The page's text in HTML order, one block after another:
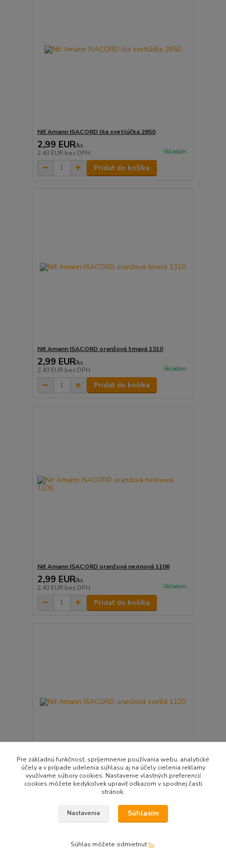
Niť Amann ISACORD lila svetlúčka 2650
2,99 EUR/ks
2,43 EUR bez DPH Skladom
Pridať do košíka
Niť Amann ISACORD oranžová tmavá 1310
2,99 EUR/ks
2,43 EUR bez DPH Skladom
Pridať do košíka
Niť Amann ISACORD oranžová neónová 1106
2,99 EUR/ks
2,43 EUR bez DPH Skladom
Pridať do košíka
Niť Amann ISACORD oranžová svetlá 1120
Skladom
Pridať do košíka
Pre základnú funkčnosť, spríjemnenie používania webu, analytické
účely a v prípade udelenia súhlasu aj na účely cielenia reklamy
využívame súbory cookies. Nastavenie vlastných preferencií
cookies môžete kedykoľvek upraviť odkazom v spodnej časti
stránok.
Nastavenia Súhlasím
Súhlas môžete odmietnuťtu.